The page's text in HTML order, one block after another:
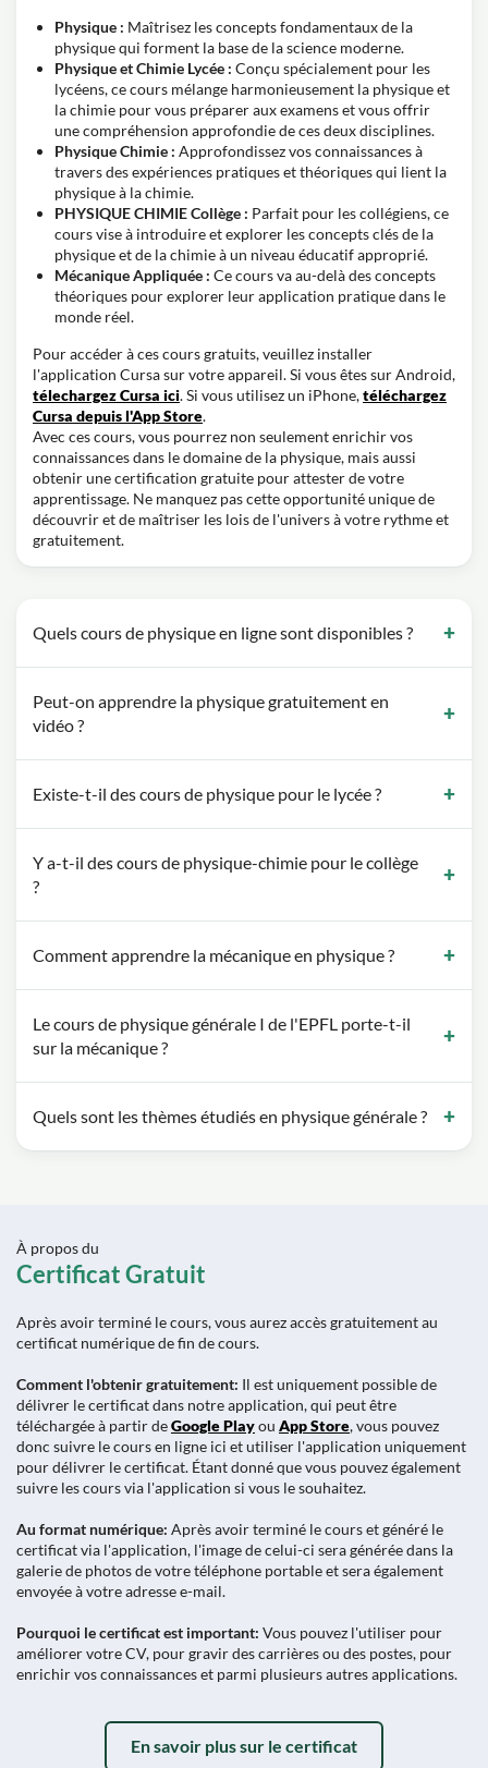
Physique : Maîtrisez les concepts fondamentaux de la
physique qui forment la base de la science moderne.
Physique et Chimie Lycée : Conçu spécialement pour les
lycéens, ce cours mélange harmonieusement la physique et
la chimie pour vous préparer aux examens et vous offrir
une compréhension approfondie de ces deux disciplines.
Physique Chimie : Approfondissez vos connaissances à
travers des expériences pratiques et théoriques qui lient la
physique à la chimie.
PHYSIQUE CHIMIE Collège : Parfait pour les collégiens, ce
cours vise à introduire et explorer les concepts clés de la
physique et de la chimie à un niveau éducatif approprié.
Mécanique Appliquée : Ce cours va au-delà des concepts
théoriques pour explorer leur application pratique dans le
monde réel.
Pour accéder à ces cours gratuits, veuillez installer
l'application Cursa sur votre appareil. Si vous êtes sur Android,
télechargez Cursa ici. Si vous utilisez un iPhone,téléchargez
Cursa depuis l'App Store.
Avec ces cours, vous pourrez non seulement enrichir vos
connaissances dans le domaine de la physique, mais aussi
obtenir une certification gratuite pour attester de votre
apprentissage. Ne manquez pas cette opportunité unique de
découvrir et de maîtriser les lois de l'univers à votre rythme et
gratuitement.
Quels cours de physique en ligne sont disponibles ?
Peut-on apprendre la physique gratuitement en
vidéo ?
Existe-t-il des cours de physique pour le lycée ?
Y a-t-il des cours de physique-chimie pour le collège
?
Comment apprendre la mécanique en physique ?
Le cours de physique générale I de l'EPFL porte-t-il
sur la mécanique ?
Quels sont les thèmes étudiés en physique générale ?
À propos du
Certificat Gratuit
Après avoir terminé le cours, vous aurez accès gratuitement au
certificat numérique de fin de cours.
Comment l'obtenir gratuitement: Il est uniquement possible de
délivrer le certificat dans notre application, qui peut être
téléchargée à partir deGoogle Playou App Store, vous pouvez
donc suivre le cours en ligne ici et utiliser l'application uniquement
pour délivrer le certificat. Étant donné que vous pouvez également
suivre les cours via l'application si vous le souhaitez.
Au format numérique: Après avoir terminé le cours et généré le
certificat via l'application, l'image de celui-ci sera générée dans la
galerie de photos de votre téléphone portable et sera également
envoyée à votre adresse e-mail.
Pourquoi le certificat est important: Vous pouvez l'utiliser pour
améliorer votre CV, pour gravir des carrières ou des postes, pour
enrichir vos connaissances et parmi plusieurs autres applications.
En savoir plus sur le certificat